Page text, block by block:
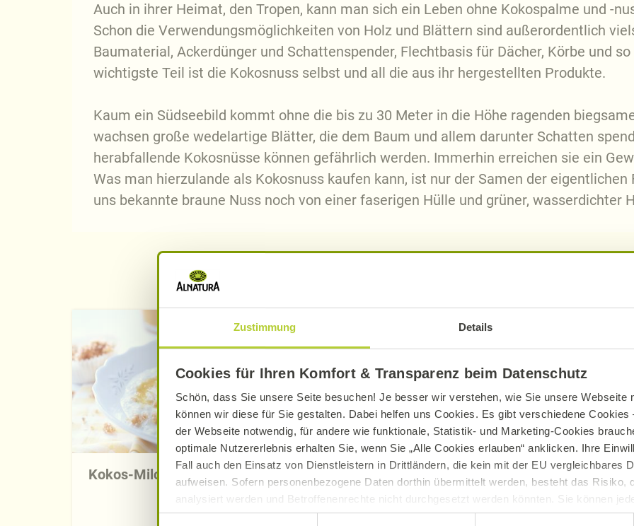
Zustimmung Details
Cookies für Ihren Komfort & Transparenz beim Datenschutz
Schön, dass Sie unsere Seite besuchen! Je besser wir verstehen, wie Sie unsere Webseite
können wir diese für Sie gestalten. Dabei helfen uns Cookies. Es gibt verschiedene Cookies
der Webseite notwendig, für andere wie funktionale, Statistik- und Marketing-Cookies
optimale Nutzererlebnis erhalten Sie, wenn Sie „Alle Cookies erlauben“ anklicken. Ihre
Fall auch den Einsatz von Dienstleistern in Drittländern, die kein mit der EU vergleichbares
aufweisen. Sofern personenbezogene Daten dorthin übermittelt werden, besteht das Risiko,
analysiert werden und Betroffenenrechte nicht durchgesetzt werden könnten. Sie können
Datenverarbeitung und -übermittlung widerrufen und Tools deaktivieren. Ausführliche
Auch in ihrer Heimat, den Tropen, kann man sich ein Leben ohne Kokospalme und -
Schon die Verwendungsmöglichkeiten von Holz und Blättern sind außerordentlich
Baumaterial, Ackerdünger und Schattenspender, Flechtbasis für Dächer, Körbe und
wichtigste Teil ist die Kokosnuss selbst und all die aus ihr hergestellten Produkte.
Kaum ein Südseebild kommt ohne die bis zu 30 Meter in die Höhe ragenden
wachsen große wedelartige Blätter, die dem Baum und allem darunter Schatten
herabfallende Kokosnüsse können gefährlich werden. Immerhin erreichen sie ein
Was man hierzulande als Kokosnuss kaufen kann, ist nur der Samen der
uns bekannte braune Nuss noch von einer faserigen Hülle und grüner, wasserdichter
Kokos-Milchreis mit Ingwerkrokant Kokos-Cashew-Dip mit Rucola